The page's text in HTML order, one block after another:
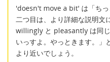
'doesn't move a bit' は「ちっ
二つ目は、より詳細な説明文
willingly と pleasantly は同
いっすよ。やっときます。
より近いでしょう。